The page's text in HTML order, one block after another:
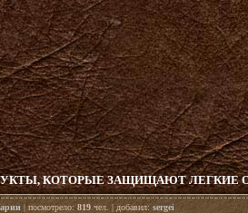
КОТОРЫЕ ЗАЩИЩАЮТ ЛЕГКИЕ
| посмотрело:819чел. | добавил:sergei